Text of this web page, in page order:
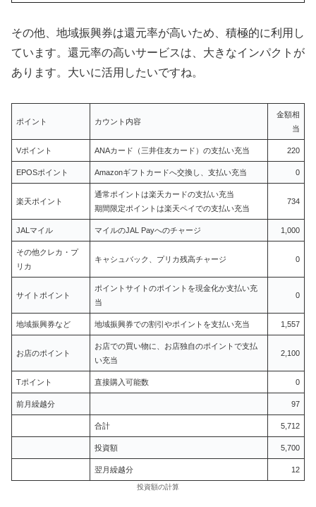
その他、地域振興券は還元率が高いため、積極的に利用し
ています。還元率の高いサービスは、大きなインパクトが
あります。大いに活用したいですね。
ポイント カウント内容
金額相
当
Vポイント ANAカード（三井住友カード）の支払い充当 220
EPOSポイント Amazonギフトカードへ交換し、支払い充当 0
楽天ポイント
通常ポイントは楽天カードの支払い充当
期間限定ポイントは楽天ペイでの支払い充当
734
JALマイル マイルのJAL Payへのチャージ 1,000
その他クレカ・プ
リカ
キャシュバック、プリカ残高チャージ 0
サイトポイント
ポイントサイトのポイントを現金化か支払い充
当
0
地域振興券など 地域振興券での割引やポイントを支払い充当 1,557
お店のポイント
お店での買い物に、お店独自のポイントで支払
い充当
2,100
Tポイント 直接購入可能数 0
前月繰越分 97
合計 5,712
投資額 5,700
翌月繰越分 12
投資額の計算